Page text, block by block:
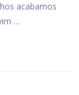
acabamos
…